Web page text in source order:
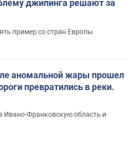
джипинга решают за
пример со стран Европы
аномальной жары прошел
превратились в реки.
Ивано-Франковскую область и